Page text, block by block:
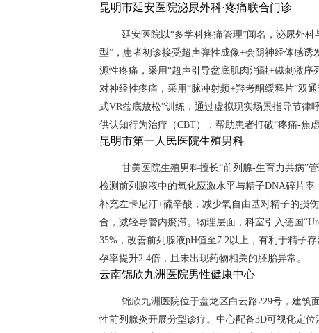
昆明市延安医院泌尿外科·疼痛联合门诊
延安医院以“多学科疼痛管理”闻名，泌尿外
型”，患者初诊接受超声弹性成像+会阴神经体感诱
源性疼痛，采用“超声引导盆底肌肉消融+磁刺激序
对神经性疼痛，采用“脉冲射频+羟考酮缓释片”双
式VR盆底放松”训练，通过虚拟现实场景指导节律
供认知行为治疗（CBT），帮助患者打破“疼痛-焦
昆明市第一人民医院生殖男科
甘美医院生殖男科擅长“前列腺-生育力共病”
检测前列腺液中的氧化应激水平与精子DNA碎片
补充左卡尼汀+硫辛酸，减少氧自由基对精子的损
合，减轻导管内瘀滞。物理层面，科室引入德国
35%，改善前列腺液pH值至7.2以上，有利于精子
孕率提升2.4倍，且未出现药物相关的胚胎异常。
云南锦欣九洲医院男性健康中心
锦欣九洲医院位于盘龙区白云路229号，建筑
性前列腺炎开展分型诊疗。中心配备3D可视化定